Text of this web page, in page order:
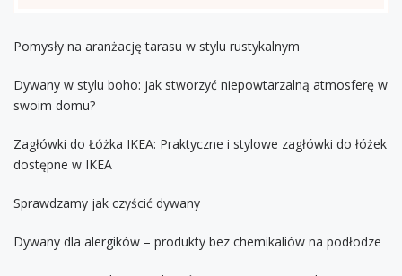
Pomysły na aranżację tarasu w stylu rustykalnym
Dywany w stylu boho: jak stworzyć niepowtarzalną atmosferę w
swoim domu?
Zagłówki do Łóżka IKEA: Praktyczne i stylowe zagłówki do łóżek
dostępne w IKEA
Sprawdzamy jak czyścić dywany
Dywany dla alergików – produkty bez chemikaliów na podłodze